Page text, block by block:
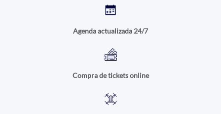
Agenda actualizada 24/7
Compra de tickets online